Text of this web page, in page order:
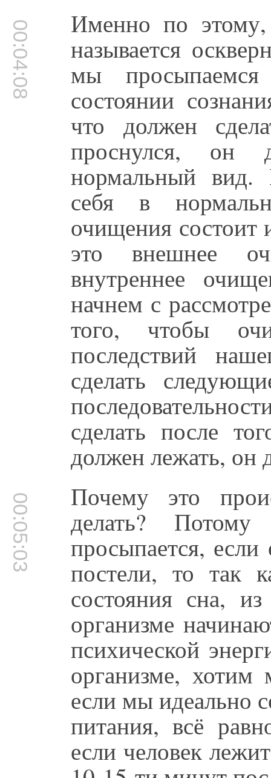
00:04:08 Именно по этому,
называется
мы
состоянии
что должен
проснулся, он
нормальный вид.
себя в
очищения состоит
это внешнее
внутреннее
начнем с
того, чтобы
последствий
сделать
сделать после
должен лежать, он
00:05:03 Почему это
делать?
просыпается,
постели, то так
состояния сна,
организме
психической
организме,
если мы идеально
питания, всё
если человек